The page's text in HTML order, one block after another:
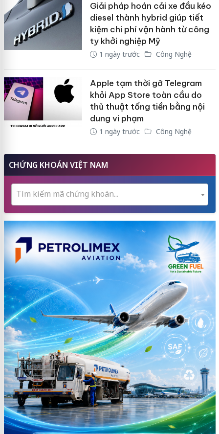
Giải pháp hoán cải xe đầu kéo
diesel thành hybrid giúp tiết
kiệm chi phí vận hành từ công
ty khởi nghiệp Mỹ
1 ngày trước Công Nghệ
Apple tạm thời gỡ Telegram
khỏi App Store toàn cầu do
thủ thuật tống tiền bằng nội
dung vi phạm
1 ngày trước Công Nghệ
CHỨNG KHOÁN VIỆT NAM
Tìm kiếm mã chứng khoán...